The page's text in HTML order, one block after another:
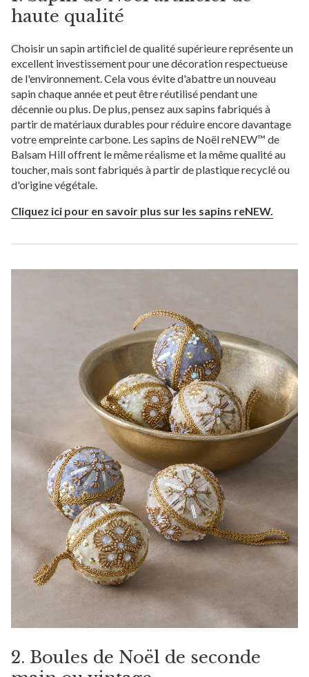
haute qualité
Choisir un sapin artificiel de qualité supérieure représente un
excellent investissement pour une décoration respectueuse
de l'environnement. Cela vous évite d'abattre un nouveau
sapin chaque année et peut être réutilisé pendant une
décennie ou plus. De plus, pensez aux sapins fabriqués à
partir de matériaux durables pour réduire encore davantage
votre empreinte carbone. Les sapins de Noël reNEW™ de
Balsam Hill offrent le même réalisme et la même qualité au
toucher, mais sont fabriqués à partir de plastique recyclé ou
d'origine végétale.
Cliquez ici pour en savoir plus sur les sapins reNEW.
2. Boules de Noël de seconde